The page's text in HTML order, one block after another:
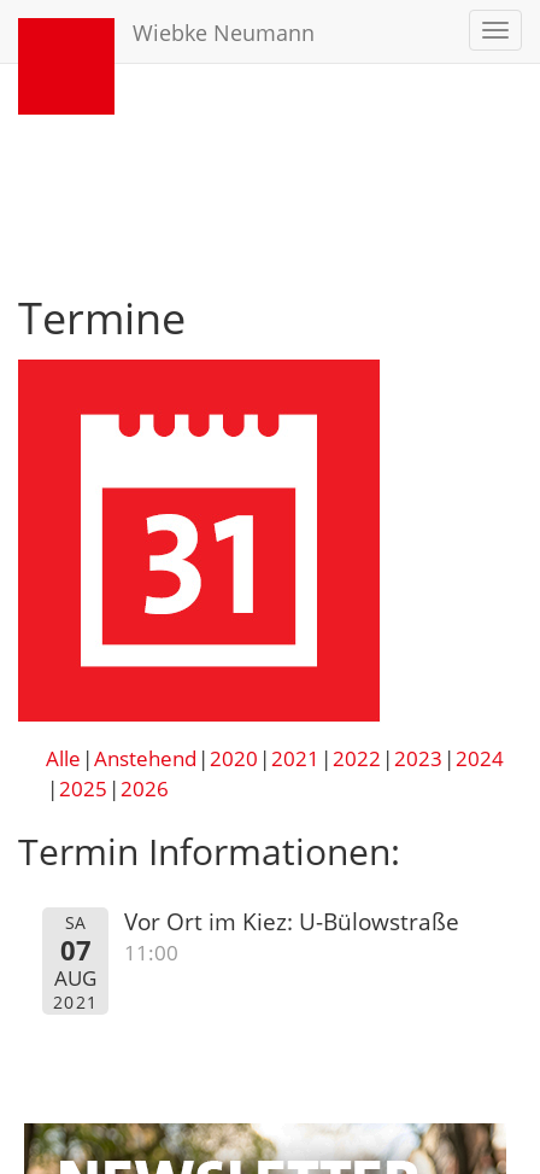
Wiebke Neumann
Termine
Alle Anstehend 2020 2021 2022 2023 2024
2025 2026
Termin Informationen:
SA
07
AUG
2021
Vor Ort im Kiez: U-Bülowstraße
11:00